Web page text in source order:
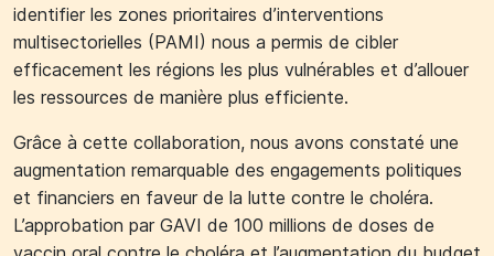
identifier les zones prioritaires d’interventions
multisectorielles (PAMI) nous a permis de cibler
efficacement les régions les plus vulnérables et d’allouer
les ressources de manière plus efficiente.
Grâce à cette collaboration, nous avons constaté une
augmentation remarquable des engagements politiques
et financiers en faveur de la lutte contre le choléra.
L’approbation par GAVI de 100 millions de doses de